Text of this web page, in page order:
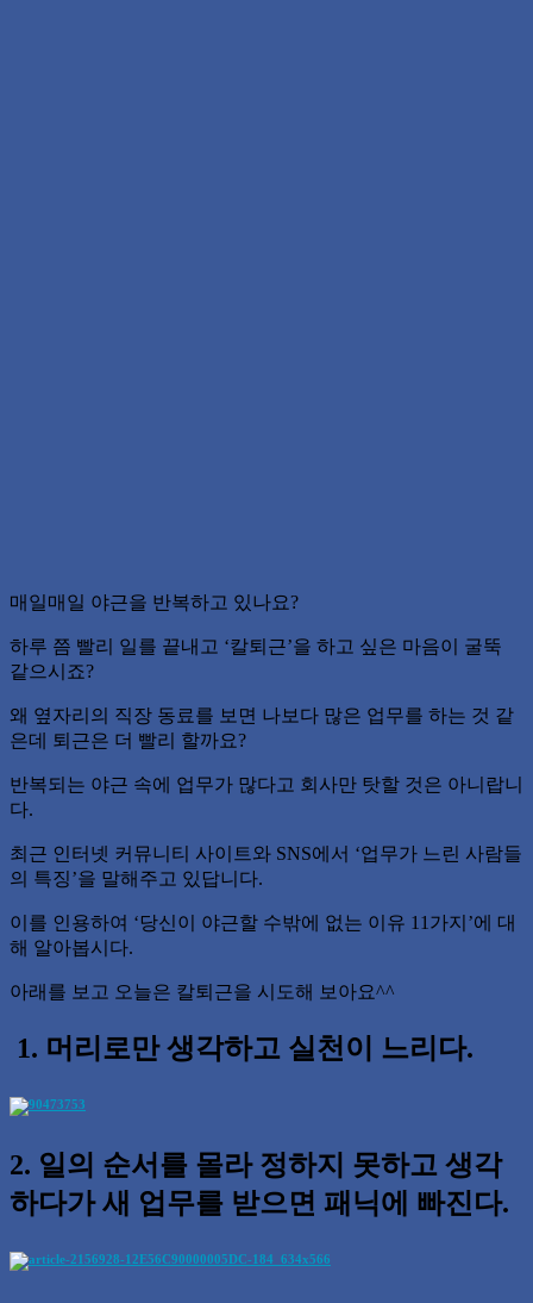
매일매일 야근을 반복하고 있나요?
하루 쯤 빨리 일를 끝내고 ‘칼퇴근’을 하고 싶은 마음이 굴뚝
같으시죠?
왜 옆자리의 직장 동료를 보면 나보다 많은 업무를 하는 것 같
은데 퇴근은 더 빨리 할까요?
반복되는 야근 속에 업무가 많다고 회사만 탓할 것은 아니랍니
다.
최근 인터넷 커뮤니티 사이트와 SNS에서 ‘업무가 느린 사람들
의 특징’을 말해주고 있답니다.
이를 인용하여 ‘당신이 야근할 수밖에 없는 이유 11가지’에 대
해 알아봅시다.
아래를 보고 오늘은 칼퇴근을 시도해 보아요^^
1. 머리로만 생각하고 실천이 느리다.
2. 일의 순서를 몰라 정하지 못하고 생각
하다가 새 업무를 받으면 패닉에 빠진다.